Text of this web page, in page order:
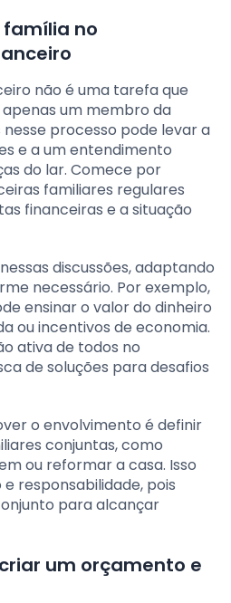
no
não é uma tarefa que
um membro da
processo pode levar a
e a um entendimento
do lar. Comece por
familiares regulares
financeiras e a situação
discussões, adaptando
necessário. Por exemplo,
ensinar o valor do dinheiro
ou incentivos de economia.
ativa de todos no
de soluções para desafios
o envolvimento é definir
conjuntas, como
ou reformar a casa. Isso
responsabilidade, pois
para alcançar
um orçamento e